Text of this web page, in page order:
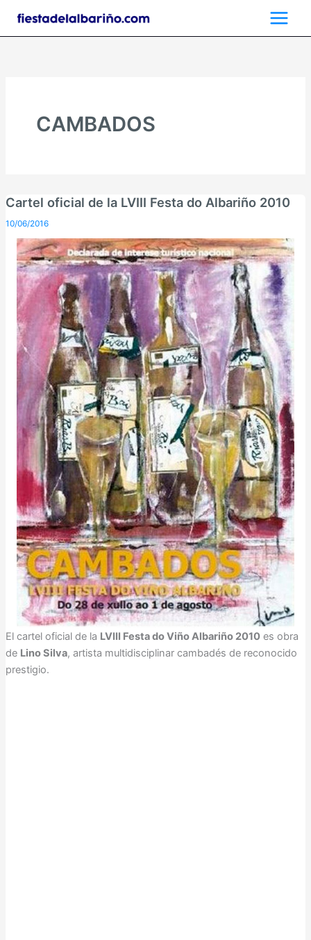
contenido
CAMBADOS
Cartel oficial de la LVIII Festa do Albariño 2010
10/06/2016
El cartel oficial de la LVIII Festa do Viño Albariño 2010es obra
de Lino Silva, artista multidisciplinar cambadés de reconocido
prestigio.